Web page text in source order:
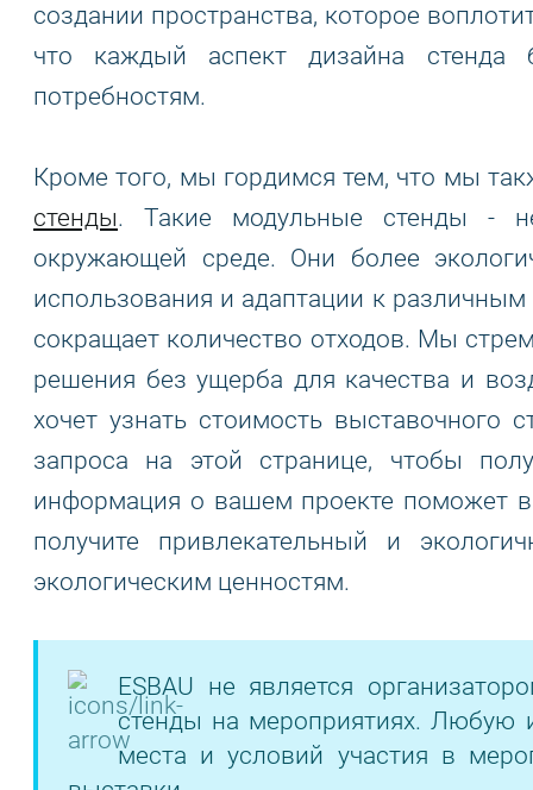
создании пространства, которое
что каждый аспект дизайна стенда
потребностям.
Кроме того, мы гордимся тем, что мы
стенды. Такие модульные стенды -
окружающей среде. Они более
использования и адаптации к
сокращает количество отходов. Мы
решения без ущерба для качества и
хочет узнать стоимость
запроса на этой странице, чтобы
информация о вашем проекте поможет
получите привлекательный и
экологическим ценностям.
ESBAU не является
стенды на мероприятиях. Любую
места и условий участия в